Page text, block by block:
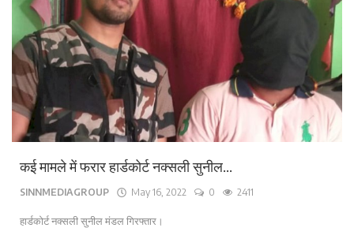
कई मामले में फरार हार्डकोर्ट नक्सली सुनील...
SINNMEDIAGROUP May 16, 2022 0 2411
हार्डकोर्ट नक्सली सुनील मंडल गिरफ्तार।